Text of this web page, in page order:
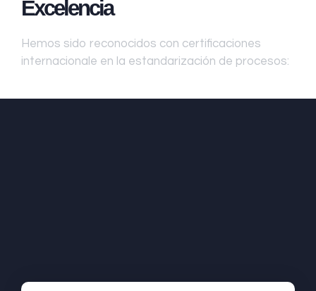
Excelencia
Hemos sido reconocidos con certificaciones
internacionale en la estandarización de procesos: